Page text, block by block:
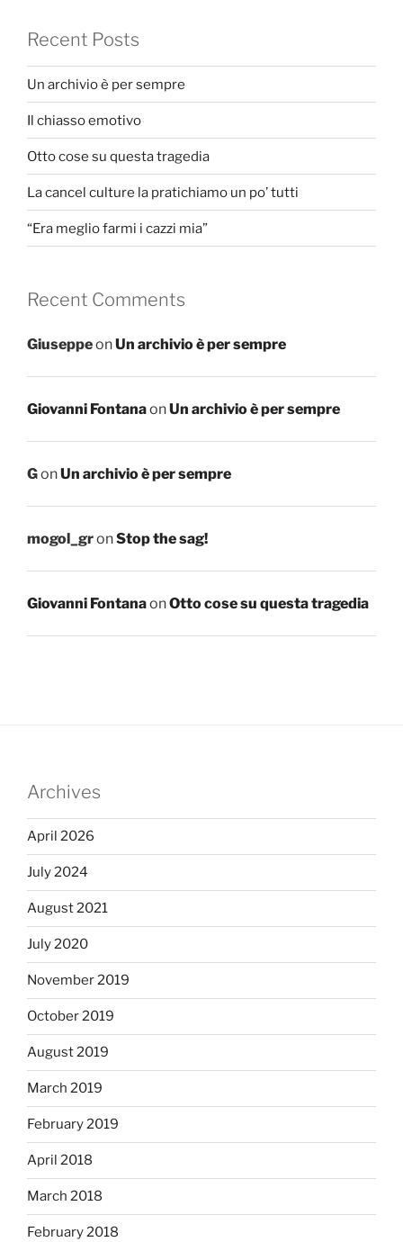
Recent Posts
Un archivio è per sempre
Il chiasso emotivo
Otto cose su questa tragedia
La cancel culture la pratichiamo un po’ tutti
“Era meglio farmi i cazzi mia”
Recent Comments
GiuseppeonUn archivio è per sempre
Giovanni FontanaonUn archivio è per sempre
GonUn archivio è per sempre
mogol_gronStop the sag!
Giovanni FontanaonOtto cose su questa tragedia
Archives
April 2026
July 2024
August 2021
July 2020
November 2019
October 2019
August 2019
March 2019
February 2019
April 2018
March 2018
February 2018